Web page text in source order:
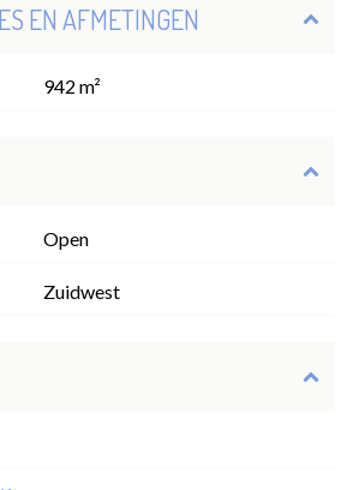
EN AFMETINGEN
942 m²
Open
Zuidwest